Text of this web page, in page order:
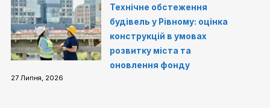
Технічне обстеження
будівель у Рівному: оцінка
конструкцій в умовах
розвитку міста та
оновлення фонду
27 Липня, 2026